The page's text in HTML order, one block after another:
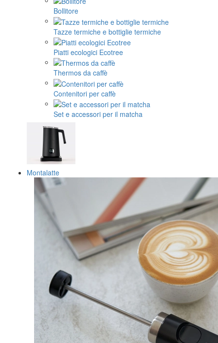
Bollitore
Tazze termiche e bottiglie termiche
Piatti ecologici Ecotree
Thermos da caffè
Contenitori per caffè
Set e accessori per il matcha
Montalatte